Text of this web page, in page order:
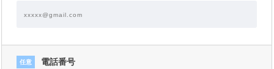
任意 電話番号